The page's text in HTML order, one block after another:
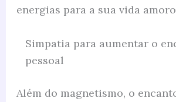
energias para a sua vida
Simpatia para aumentar o
pessoal
Além do magnetismo, o